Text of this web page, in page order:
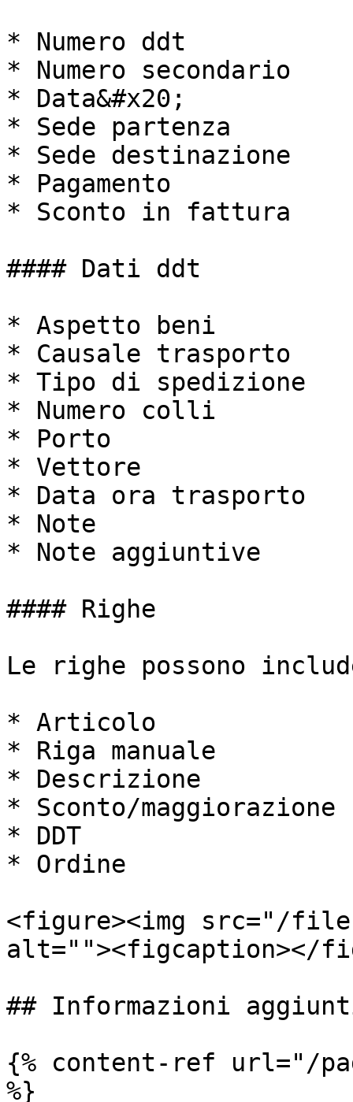
* Numero ddt
* Numero secondario
* Data&#x20;
* Sede partenza
* Sede destinazione
* Pagamento
* Sconto in fattura
#### Dati ddt
* Aspetto beni
* Causale trasporto
* Tipo di spedizione
* Numero colli
* Porto
* Vettore
* Data ora trasporto
* Note
* Note aggiuntive
#### Righe
Le righe possono
* Articolo
* Riga manuale
* Descrizione
* Sconto/maggiorazione
* DDT
* Ordine
<figure><img src="/files/
alt=""><figcaption></
## Informazioni
{% content-ref url="/
%}